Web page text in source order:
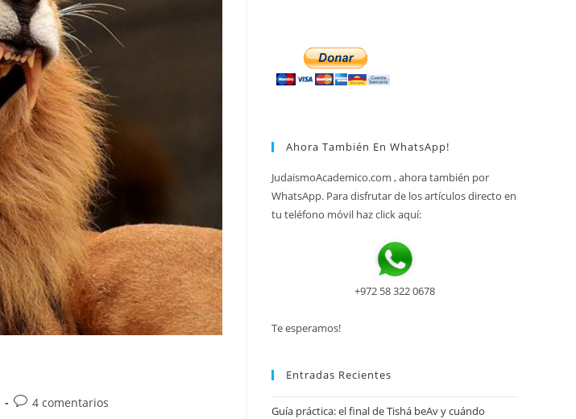
Comentarios
4 comentarios
Ahora También En WhatsApp!
JudaismoAcademico.com , ahora también por
WhatsApp. Para disfrutar de los artículos directo en
tu teléfono móvil haz click aquí:
+972 58 322 0678
Te esperamos!
Entradas Recientes
Guía práctica: el final de Tishá beAv y cuándo